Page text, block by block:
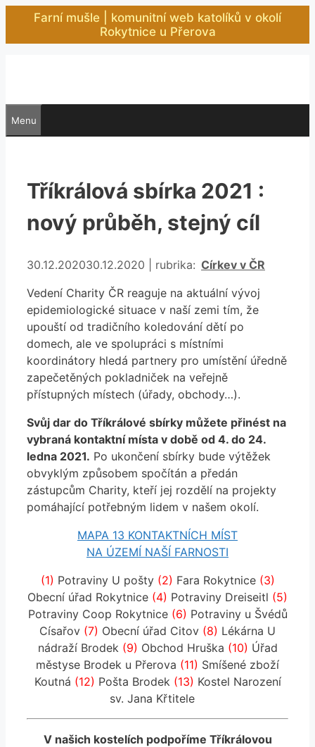
Přeskočit
obsah
Farní mušle | komunitní web katolíků v okolí
Rokytnice u Přerova
Menu
Tříkrálová sbírka 2021 :
nový průběh, stejný cíl
30.12.202030.12.2020 rubrika: Rubriky
Církev v ČR
Vedení Charity ČR reaguje na aktuální vývoj
epidemiologické situace v naší zemi tím, že
upouští od tradičního koledování dětí po
domech, ale ve spolupráci s místními
koordinátory hledá partnery pro umístění úředně
zapečetěných pokladniček na veřejně
přístupných místech (úřady, obchody…).
Svůj dar do Tříkrálové sbírky můžete přinést na
vybraná kontaktní místa v době od 4. do 24.
ledna 2021. Po ukončení sbírky bude výtěžek
obvyklým způsobem spočítán a předán
zástupcům Charity, kteří jej rozdělí na projekty
pomáhající potřebným lidem v našem okolí.
MAPA 13 KONTAKTNÍCH MÍST
NA ÚZEMÍ NAŠÍ FARNOSTI
(1) Potraviny U pošty (2) Fara Rokytnice (3)
Obecní úřad Rokytnice (4) Potraviny Dreiseitl (5)
Potraviny Coop Rokytnice (6) Potraviny u Švédů
Císařov (7) Obecní úřad Citov (8) Lékárna U
nádraží Brodek (9) Obchod Hruška (10) Úřad
městyse Brodek u Přerova (11) Smíšené zboží
Koutná (12) Pošta Brodek (13) Kostel Narození
sv. Jana Křtitele
V našich kostelích podpoříme Tříkrálovou